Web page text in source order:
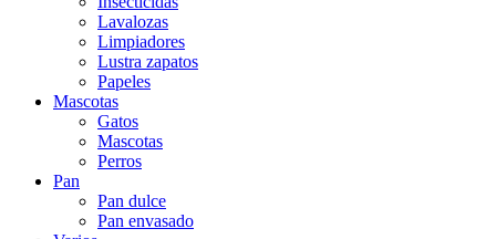
Lavalozas
Limpiadores
Lustra zapatos
Papeles
Mascotas
Gatos
Mascotas
Perros
Pan
Pan dulce
Pan envasado